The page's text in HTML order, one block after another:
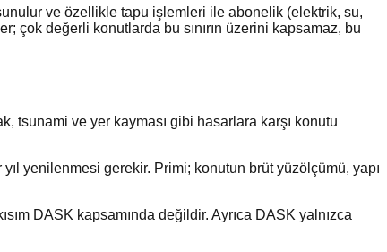
ve özellikle tapu işlemleri ile abonelik (elektrik, su,
çok değerli konutlarda bu sınırın üzerini kapsamaz, bu
tsunami ve yer kayması gibi hasarlara karşı konutu
yenilenmesi gerekir. Primi; konutun brüt yüzölçümü, yapı
DASK kapsamında değildir. Ayrıca DASK yalnızca